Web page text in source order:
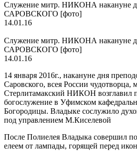
Служение митр. НИКОНА накануне
САРОВСКОГО [фото]
14.01.16
Служение митр. НИКОНА накануне
САРОВСКОГО [фото]
14.01.16
14 января 2016г., накануне дня
Саровского, всея России
Стерлитамакский НИКОН возглавил
богослужение в Уфимском
Богородицы. Владыке сослужило
под управлением М.Киселевой
После Полиелея Владыка совершил
елеем от лампады, горящей перед